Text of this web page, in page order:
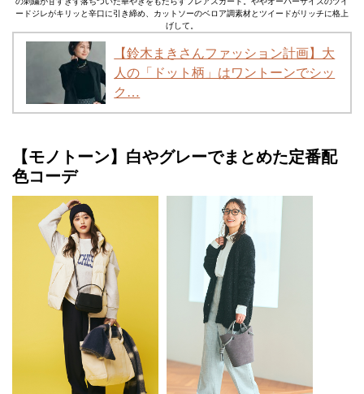
ードジレがキリッと辛口に引き締め、カットソーのベロア調素材とツイードがリッチに格上
げして。
【鈴木まきさんファッション計画】大
人の「ドット柄」はワントーンでシッ
ク…
【モノトーン】白やグレーでまとめた定番配
色コーデ